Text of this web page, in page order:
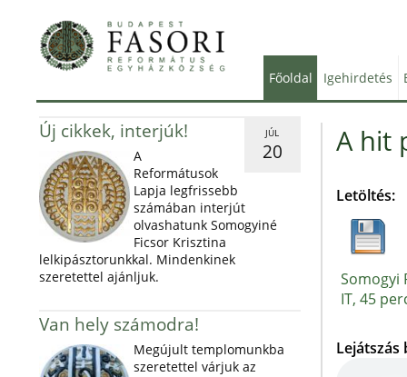
Főoldal Igehirdetés
JÚL
20
Új cikkek, interjúk!
A
Reformátusok
Lapja legfrissebb
számában interjút
olvashatunk Somogyiné
Ficsor Krisztina
lelkipásztorunkkal. Mindenkinek
szeretettel ajánljuk.
Van hely számodra!
Megújult templomunkba
szeretettel várjuk az
A hit
Letöltés:
Somogyi
IT, 45
Lejátszás